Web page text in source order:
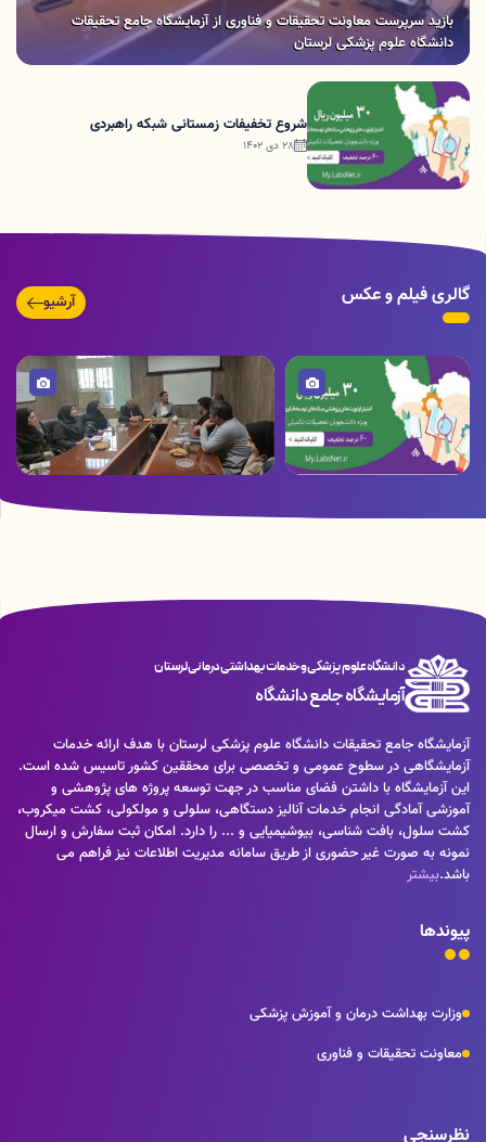
بازید سرپرست معاونت تحقیقات و فناوری از آزمایشگاه جامع تحقیقات
دانشگاه علوم پزشکی لرستان
شروع تخفیفات زمستانی شبکه راهبردی
28 دی 1402
گالری فیلم و عکس آرشیو
شبکه راهبردی
تحقیقات و فناوری با پرسنل آزمایشگاه جامع
دانشگاه علوم پزشکی و خدمات بهداشتی درمانی لرستان
آزمایشگاه جامع دانشگاه
آزمایشگاه جامع تحقیقات دانشگاه علوم پزشکی لرستان با هدف ارائه خدمات
آزمایشگاهی در سطوح عمومی و تخصصی برای محققین کشور تاسیس شده است.
این آزمایشگاه با داشتن فضای مناسب در جهت توسعه پروژه های پژوهشی و
آموزشی آمادگی انجام خدمات آنالیز دستگاهی، سلولی و مولکولی، کشت میکروب،
کشت سلول، بافت شناسی، بیوشیمیایی و ... را دارد. امکان ثبت سفارش و ارسال
نمونه به صورت غیر حضوری از طریق سامانه مدیریت اطلاعات نیز فراهم می
باشد.بیشتر
پیوندها
وزارت بهداشت درمان و آموزش پزشکی
معاونت تحقیقات و فناوری
نظرسنجی